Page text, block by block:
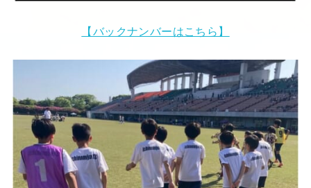
【バックナンバーはこちら】